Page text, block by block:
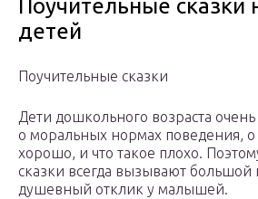
Поучительные сказки
детей
Поучительные сказки
Дети дошкольного возраста
о моральных нормах поведения, о
хорошо, и что такое плохо.
сказки всегда вызывают большой
душевный отклик у малышей.